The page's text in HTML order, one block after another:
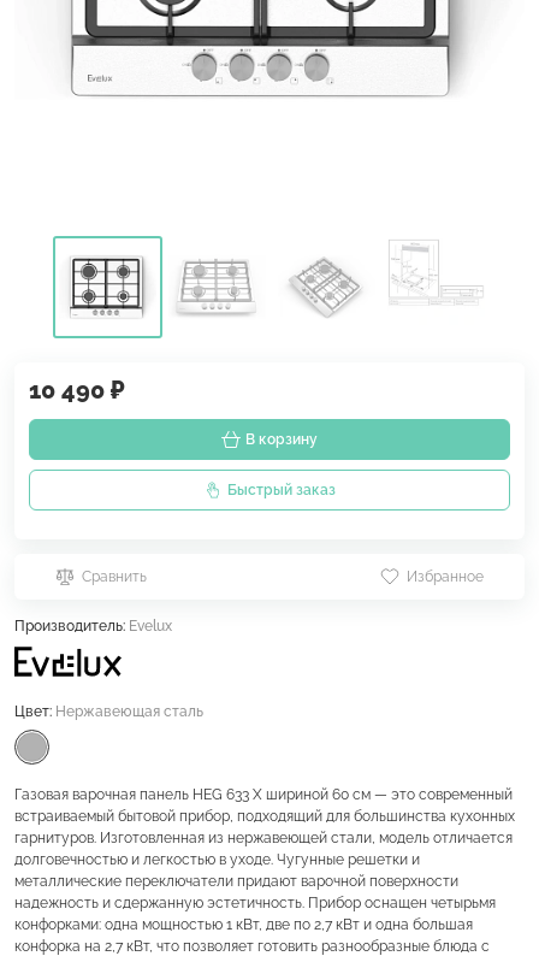
10 490 ₽
В корзину
Быстрый заказ
Сравнить Избранное
Производитель: Evelux
Цвет: Нержавеющая сталь
Газовая варочная панель HEG 633 X шириной 60 см — это современный
встраиваемый бытовой прибор, подходящий для большинства кухонных
гарнитуров. Изготовленная из нержавеющей стали, модель отличается
долговечностью и легкостью в уходе. Чугунные решетки и
металлические переключатели придают варочной поверхности
надежность и сдержанную эстетичность. Прибор оснащен четырьмя
конфорками: одна мощностью 1 кВт, две по 2,7 кВт и одна большая
конфорка на 2,7 кВт, что позволяет готовить разнообразные блюда с